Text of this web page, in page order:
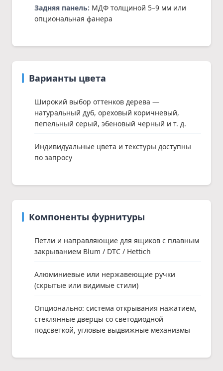
Задняя панель: МДФ толщиной 5–9 мм или
опциональная фанера
Варианты цвета
Широкий выбор оттенков дерева —
натуральный дуб, ореховый коричневый,
пепельный серый, эбеновый черный и т. д.
Индивидуальные цвета и текстуры доступны
по запросу
Компоненты фурнитуры
Петли и направляющие для ящиков с плавным
закрыванием Blum / DTC / Hettich
Алюминиевые или нержавеющие ручки
(скрытые или видимые стили)
Опционально: система открывания нажатием,
стеклянные дверцы со светодиодной
подсветкой, угловые выдвижные механизмы